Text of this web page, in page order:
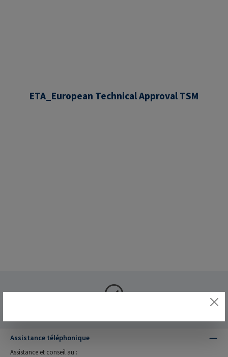
ETA_European Technical Approval TSM
Assistance téléphonique
Assistance et conseil au :